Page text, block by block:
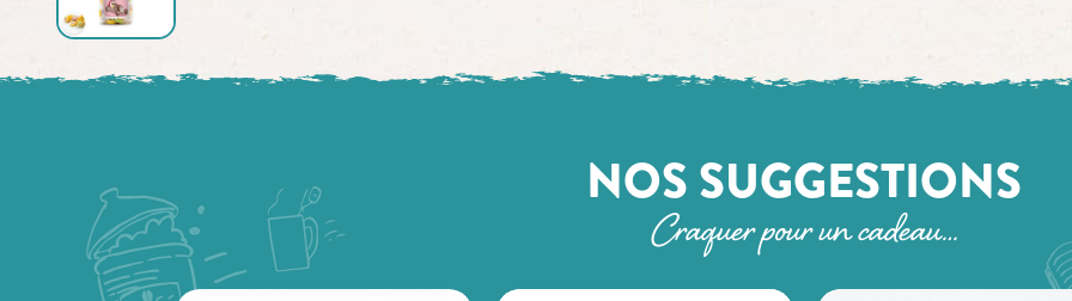
NOS SUGGESTIONS
Craquer pour un cadeau…